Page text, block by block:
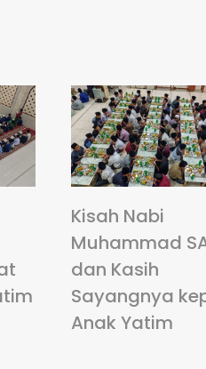
Kisah Nabi
Muhammad
dan Kasih
Sayangnya
Anak Yatim